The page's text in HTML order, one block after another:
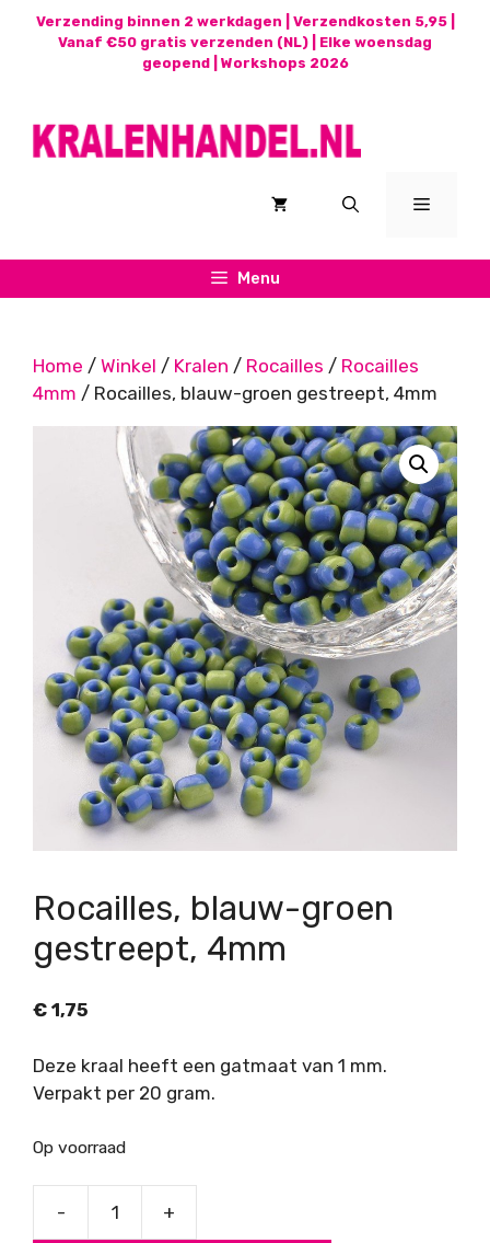
Verzending binnen 2 werkdagen | Verzendkosten 5,95 |
Vanaf €50 gratis verzenden (NL) | Elke woensdag
geopend | Workshops 2026
Menu
Menu
Home / Winkel / Kralen / Rocailles / Rocailles
4mm / Rocailles, blauw-groen gestreept, 4mm
Rocailles, blauw-groen
gestreept, 4mm
€ 1,75
Deze kraal heeft een gatmaat van 1 mm.
Verpakt per 20 gram.
Op voorraad
- +